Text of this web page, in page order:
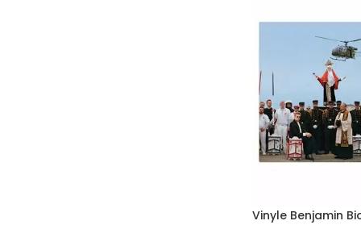
Vinyle Benjamin